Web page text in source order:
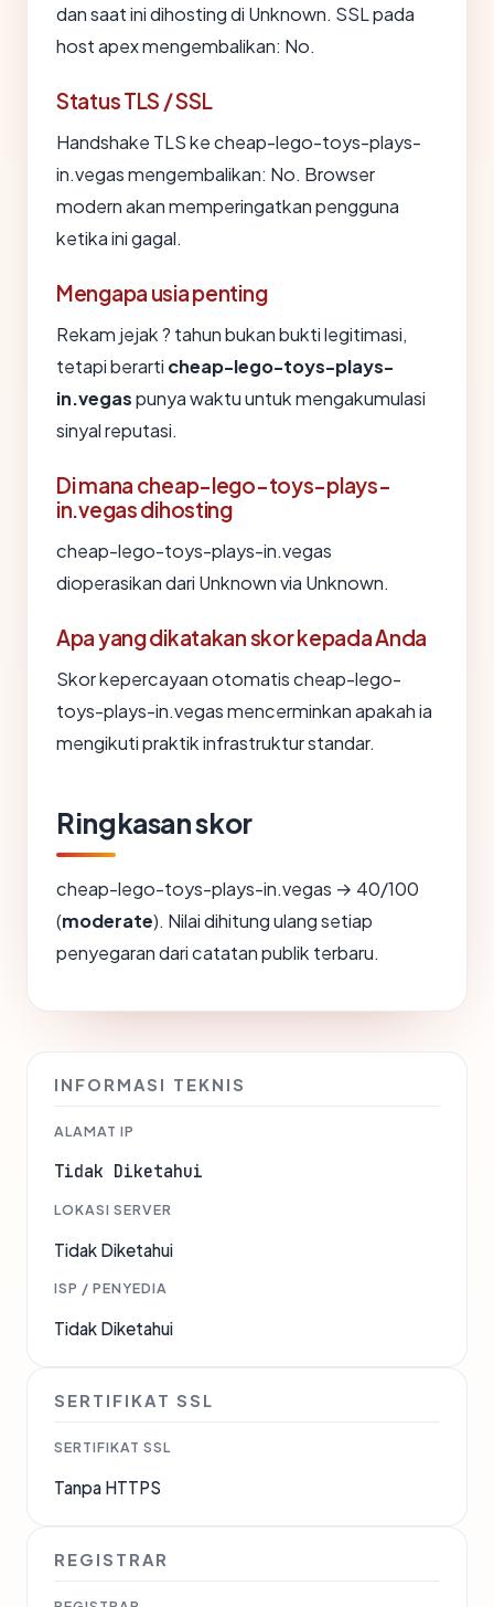
dan saat ini dihosting di Unknown. SSL pada
host apex mengembalikan: No.
Status TLS / SSL
Handshake TLS ke cheap-lego-toys-plays-
in.vegas mengembalikan: No. Browser
modern akan memperingatkan pengguna
ketika ini gagal.
Mengapa usia penting
Rekam jejak ? tahun bukan bukti legitimasi,
tetapi berarti cheap-lego-toys-plays-
in.vegaspunya waktu untuk mengakumulasi
sinyal reputasi.
Di mana cheap-lego-toys-plays-
in.vegas dihosting
cheap-lego-toys-plays-in.vegas
dioperasikan dari Unknown via Unknown.
Apa yang dikatakan skor kepada Anda
Skor kepercayaan otomatis cheap-lego-
toys-plays-in.vegas mencerminkan apakah ia
mengikuti praktik infrastruktur standar.
Ringkasan skor
cheap-lego-toys-plays-in.vegas → 40/100
(moderate). Nilai dihitung ulang setiap
penyegaran dari catatan publik terbaru.
INFORMASI TEKNIS
ALAMAT IP
Tidak Diketahui
LOKASI SERVER
Tidak Diketahui
ISP / PENYEDIA
Tidak Diketahui
SERTIFIKAT SSL
SERTIFIKAT SSL
Tanpa HTTPS
REGISTRAR